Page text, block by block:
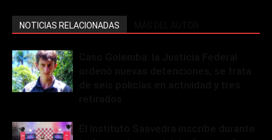
NOTICIAS RELACIONADAS